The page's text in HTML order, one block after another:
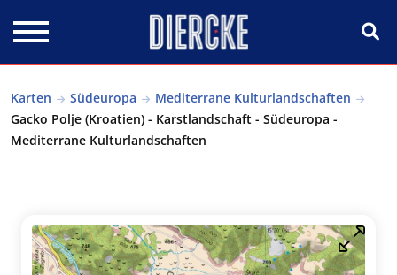
Karten Südeuropa
Mediterrane Kulturlandschaften
Gacko Polje (Kroatien) - Karstlandschaft - Südeuropa -
Mediterrane Kulturlandschaften